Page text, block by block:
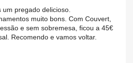
um pregado delicioso.
muito bons. Com Couvert,
e sem sobremesa, ficou a 45€
Recomendo e vamos voltar.